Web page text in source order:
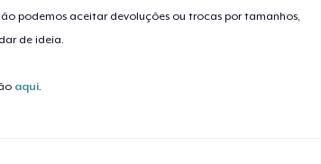
podemos aceitar devoluções ou trocas por tamanhos,
de ideia.
aqui.